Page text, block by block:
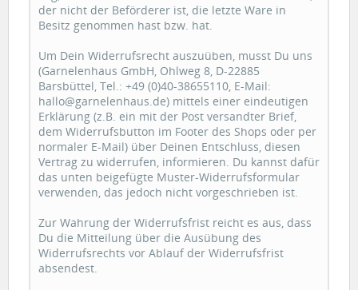
der nicht der Beförderer ist, die letzte Ware in
Besitz genommen hast bzw. hat.
Um Dein Widerrufsrecht auszuüben, musst Du uns
(Garnelenhaus GmbH, Ohlweg 8, D-22885
Barsbüttel, Tel.: +49 (0)40-38655110, E-Mail:
hallo@garnelenhaus.de) mittels einer eindeutigen
Erklärung (z.B. ein mit der Post versandter Brief,
dem Widerrufsbutton im Footer des Shops oder per
normaler E-Mail) über Deinen Entschluss, diesen
Vertrag zu widerrufen, informieren. Du kannst dafür
das unten beigefügte Muster-Widerrufsformular
verwenden, das jedoch nicht vorgeschrieben ist.
Zur Wahrung der Widerrufsfrist reicht es aus, dass
Du die Mitteilung über die Ausübung des
Widerrufsrechts vor Ablauf der Widerrufsfrist
absendest.